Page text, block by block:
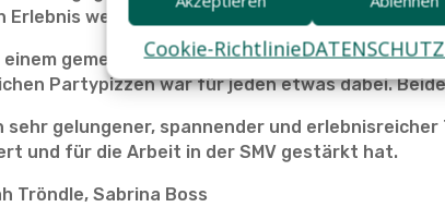
Cookie-Richtlinie
Erlebnis werden konnte.
gemeinsamen Frühstück, es gab
Partypizzen war für jeden etwas dabei.
sehr gelungener, spannender und
und für die Arbeit in der SMV gestärkt hat.
Tröndle, Sabrina Boss